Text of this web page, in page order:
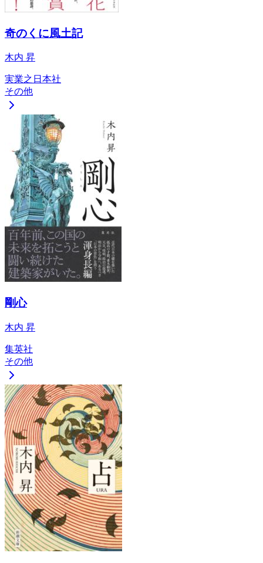
奇のくに風土記
木内 昇
実業之日本社
その他
剛心
木内 昇
集英社
その他